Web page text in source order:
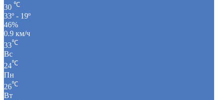
30 ℃
33º - 19º
46%
0.9 км/ч
33℃
Вс
24℃
Пн
26℃
Вт